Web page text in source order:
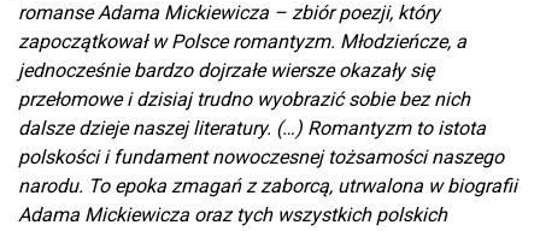
romanse Adama Mickiewicza – zbiór poezji, który
zapoczątkował w Polsce romantyzm. Młodzieńcze, a
jednocześnie bardzo dojrzałe wiersze okazały się
przełomowe i dzisiaj trudno wyobrazić sobie bez nich
dalsze dzieje naszej literatury. (…) Romantyzm to istota
polskości i fundament nowoczesnej tożsamości naszego
narodu. To epoka zmagań z zaborcą, utrwalona w biografii
Adama Mickiewicza oraz tych wszystkich polskich